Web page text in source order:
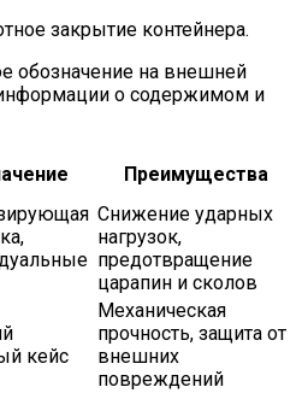
закрытие контейнера.
обозначение на внешней
о содержимом и
Преимущества
Снижение ударных
нагрузок,
предотвращение
царапин и сколов
кейс
Механическая
прочность, защита от
внешних
повреждений